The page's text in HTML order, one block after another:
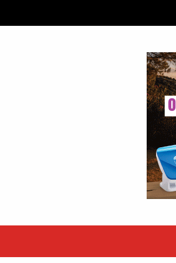
τα EBITDA το εξάμηνο
επιδόσεις κατά...